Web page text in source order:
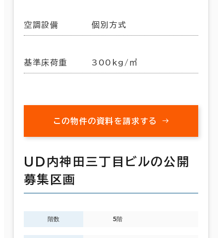
空調設備 個別方式
基準床荷重 300kg/㎡
この物件の資料を請求する
ＵＤ内神田三丁目ビルの公開
募集区画
階数 5階